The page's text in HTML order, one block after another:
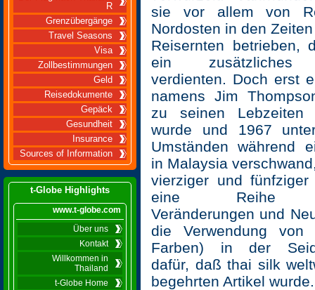
R
Grenzübergänge
Travel Seasons
Visa
Zollbestimmungen
Geld
Reisedokumente
Gepäck
Gesundheit
Insurance
Sources of Information
t-Globe Highlights
www.t-globe.com
Über uns
Kontakt
Willkommen in
Thailand
t-Globe Home
sie vor allem von
Nordosten in den
Reisernten betrieben,
ein zusätzliches
verdienten. Doch erst
namens Jim
zu seinen Lebzeiten
wurde und 1967
Umständen während
in Malaysia
vierziger und
eine Reihe
Veränderungen und
die Verwendung von
Farben) in der
dafür, daß thai silk
begehrten Artikel wurde.